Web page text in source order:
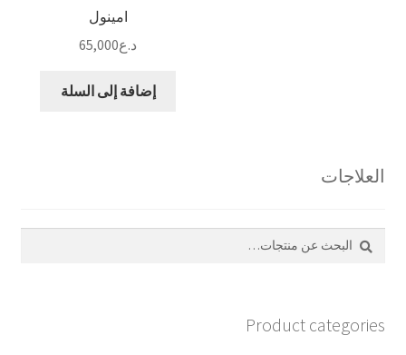
امينول
د.ع65,000
إضافة إلى السلة
العلاجات
البحث
عن:
بحث
Product categories